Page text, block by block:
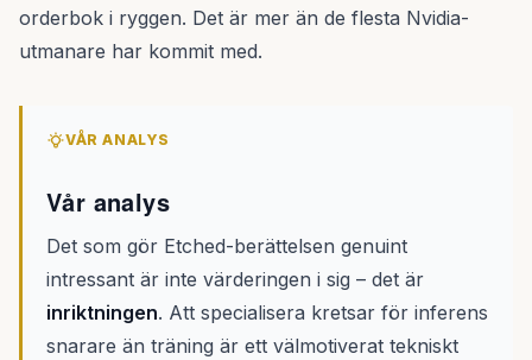
orderbok i ryggen. Det är mer än de flesta Nvidia-
utmanare har kommit med.
VÅR ANALYS
Vår analys
Det som gör Etched-berättelsen genuint
intressant är inte värderingen i sig – det är
inriktningen. Att specialisera kretsar för inferens
snarare än träning är ett välmotiverat tekniskt